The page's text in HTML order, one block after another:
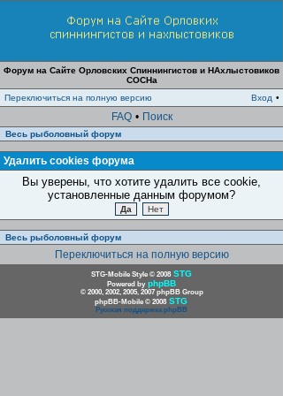
Форум на Сайте Орловских Спиннингистов и НАхлыстовиков
СОСНа
Переключиться на полную версию
Вход •
FAQ • Поиск
Весь рыболовный форум
Удалить cookies форума
Вы уверены, что хотите удалить все cookie,
установленные данным форумом?
Весь рыболовный форум
Переключиться на полную версию
STG-Mobile Style © 2008 STG
Powered by phpBB
© 2000, 2002, 2005, 2007 phpBB Group
phpBB-Mobile © 2008 STG
Русская поддержка phpBB